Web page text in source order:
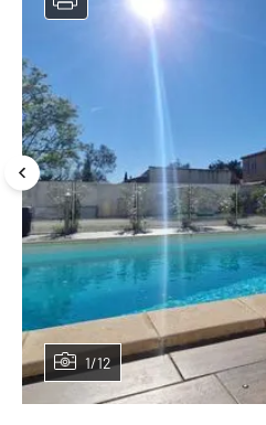
1/12